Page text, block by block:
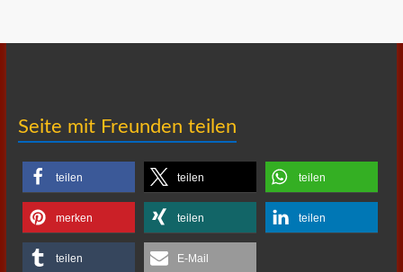
Seite mit Freunden teilen
teilen teilen teilen
merken teilen teilen
teilen E-Mail